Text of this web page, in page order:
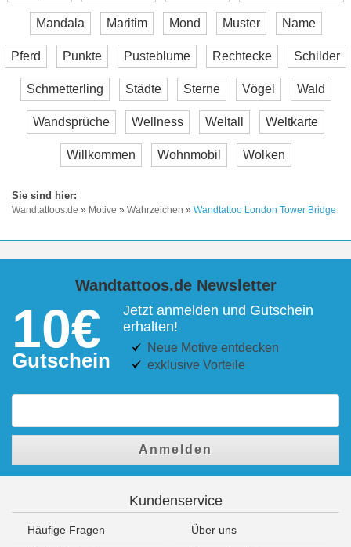
Mandala Maritim Mond Muster Name
Pferd Punkte Pusteblume Rechtecke Schilder
Schmetterling Städte Sterne Vögel Wald
Wandsprüche Wellness Weltall Weltkarte
Willkommen Wohnmobil Wolken
Wandtattoos.de » Motive » Wahrzeichen » Wandtattoo London Tower Bridge
Wandtattoos.de Newsletter
10€
Gutschein
Jetzt anmelden und Gutschein
erhalten!
Neue Motive entdecken
exklusive Vorteile
Anmelden
Kundenservice
Häufige Fragen
Über uns